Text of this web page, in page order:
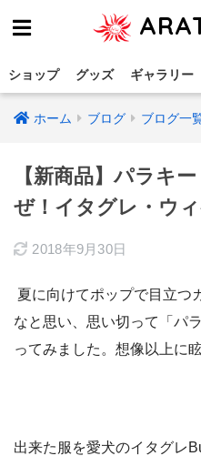
ショップ グッズ ギャラリー
ホーム ブログ ブログ一
【新商品】パラキ
ぜ！イタグレ・ウ
2018年9月30日
夏に向けてポップで目立つ
なと思い、思い切って「パ
ってみました。想像以上に
出来た服を愛犬のイタグレ